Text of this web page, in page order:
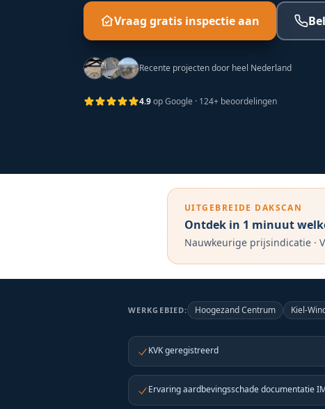
Vraag gratis inspectie aan
Recente projecten door heel Nederland
4.9op Google · 124+ beoordelingen
UITGEBREIDE DAKSCAN
Ontdek in 1 minuut
Nauwkeurige prijsindicatie ·
WERKGEBIED: Hoogezand Centrum Kiel-
KVK geregistreerd
Ervaring aardbevingsschade documentatie